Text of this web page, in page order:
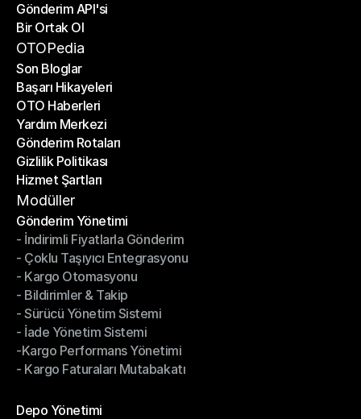
E-Ticaret Platformları
Gönderim API'si
Gönderim API'si
Bir Ortak Ol
Bir Ortak Ol
OTOPedia
Son Bloglar
Son Bloglar
Başarı Hikayeleri
Başarı Hikayeleri
OTO Haberleri
OTO Haberleri
Yardım Merkezi
Yardım Merkezi
Gönderim Rotaları
Gönderim Rotaları
Gizlilik Politikası
Gizlilik Politikası
Hizmet Şartları
Hizmet Şartları
Modüller
Gönderim Yönetimi
Gönderim Yönetimi
- İndirimli Fiyatlarla Gönderim
- İndirimli Fiyatlarla Gönderim
- Çoklu Taşıyıcı Entegrasyonu
- Çoklu Taşıyıcı Entegrasyonu
- Kargo Otomasyonu
- Kargo Otomasyonu
- Bildirimler & Takip
- Bildirimler & Takip
- Sürücü Yönetim Sistemi
- Sürücü Yönetim Sistemi
- İade Yönetim Sistemi
- İade Yönetim Sistemi
-Kargo Performans Yönetimi
-Kargo Performans Yönetimi
- Kargo Faturaları Mutabakatı
Depo Yönetimi